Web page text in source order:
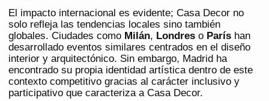
El impacto internacional es evidente; Casa Decor no
solo refleja las tendencias locales sino también
globales. Ciudades como Milán, Londres o París han
desarrollado eventos similares centrados en el diseño
interior y arquitectónico. Sin embargo, Madrid ha
encontrado su propia identidad artística dentro de este
contexto competitivo gracias al carácter inclusivo y
participativo que caracteriza a Casa Decor.